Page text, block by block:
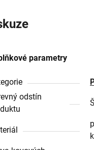
parametry
odstín